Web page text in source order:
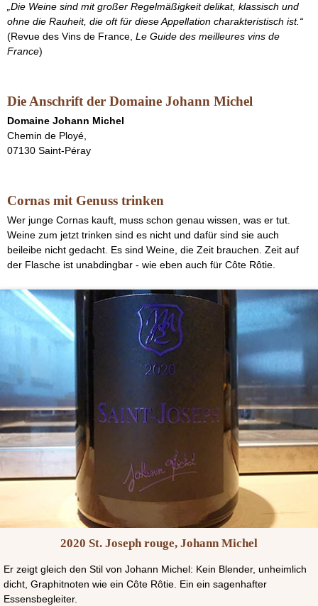
„Die Weine sind mit großer Regelmäßigkeit delikat, klassisch und
ohne die Rauheit, die oft für diese Appellation charakteristisch ist.“
(Revue des Vins de France, Le Guide des meilleures vins de
France)
Die Anschrift der Domaine Johann Michel
Domaine Johann Michel
Chemin de Ployé,
07130 Saint-Péray
Cornas mit Genuss trinken
Wer junge Cornas kauft, muss schon genau wissen, was er tut.
Weine zum jetzt trinken sind es nicht und dafür sind sie auch
beileibe nicht gedacht. Es sind Weine, die Zeit brauchen. Zeit auf
der Flasche ist unabdingbar - wie eben auch für Côte Rôtie.
2020 St. Joseph rouge, Johann Michel
Er zeigt gleich den Stil von Johann Michel: Kein Blender, unheimlich
dicht, Graphitnoten wie ein Côte Rôtie. Ein ein sagenhafter
Essensbegleiter.